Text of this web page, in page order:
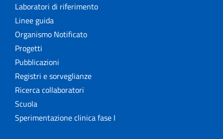
Laboratori di riferimento
Linee guida
Organismo Notificato
Progetti
Pubblicazioni
Registri e sorveglianze
Ricerca collaboratori
Scuola
Sperimentazione clinica fase I